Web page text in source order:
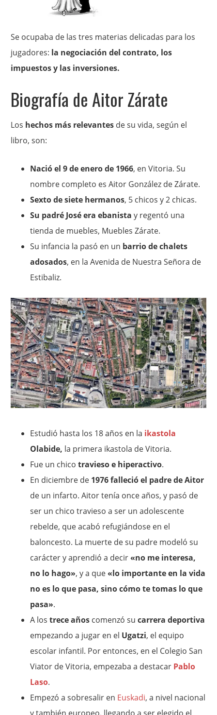
Se ocupaba de las tres materias delicadas para los
jugadores: la negociación del contrato, los
impuestos y las inversiones.
Biografía de Aitor Zárate
Los hechos más relevantes de su vida, según el
libro, son:
Nació el 9 de enero de 1966, en Vitoria. Su
nombre completo es Aitor González de Zárate.
Sexto de siete hermanos, 5 chicos y 2 chicas.
Su padré José era ebanista y regentó una
tienda de muebles, Muebles Zárate.
Su infancia la pasó en un barrio de chalets
adosados, en la Avenida de Nuestra Señora de
Estibaliz.
Estudió hasta los 18 años en la ikastola
Olabide, la primera ikastola de Vitoria.
Fue un chicotravieso e hiperactivo.
En diciembre de 1976 falleció el padre de Aitor
de un infarto. Aitor tenía once años, y pasó de
ser un chico travieso a ser un adolescente
rebelde, que acabó refugiándose en el
baloncesto. La muerte de su padre modeló su
carácter y aprendió a decir«no me interesa,
no lo hago», y a que«lo importante en la vida
no es lo que pasa, sino cómo te tomas lo que
pasa».
A los trece años comenzó sucarrera deportiva
empezando a jugar en el Ugatzi, el equipo
escolar infantil. Por entonces, en el Colegio San
Viator de Vitoria, empezaba a destacar Pablo
Laso.
Empezó a sobresalir en Euskadi, a nivel nacional